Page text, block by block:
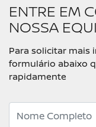
ENTRE EM
NOSSA
Para solicitar mais
formulário abaixo
rapidamente